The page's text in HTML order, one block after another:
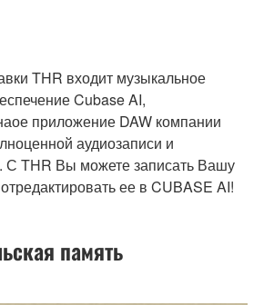
THR входит музыкальное
Cubase AI,
приложение DAW компании
аудиозаписи и
С THR Вы можете записать Вашу
ее в CUBASE AI!
память